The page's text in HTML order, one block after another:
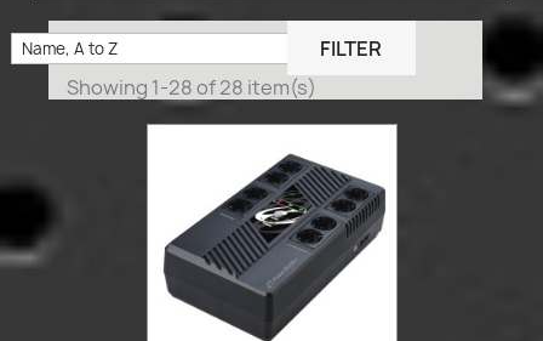
Name, A to Z
FILTER
Showing 1-28 of 28 item(s)